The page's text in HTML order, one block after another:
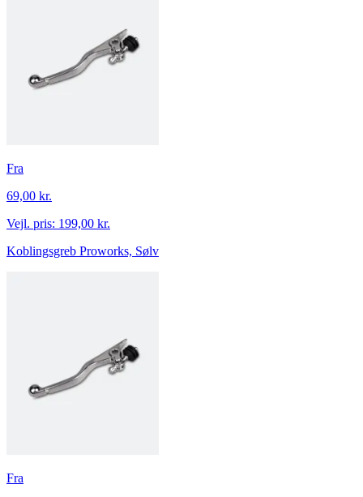
Fra
69,00 kr.
Vejl. pris: 199,00 kr.
Koblingsgreb Proworks, Sølv
Fra